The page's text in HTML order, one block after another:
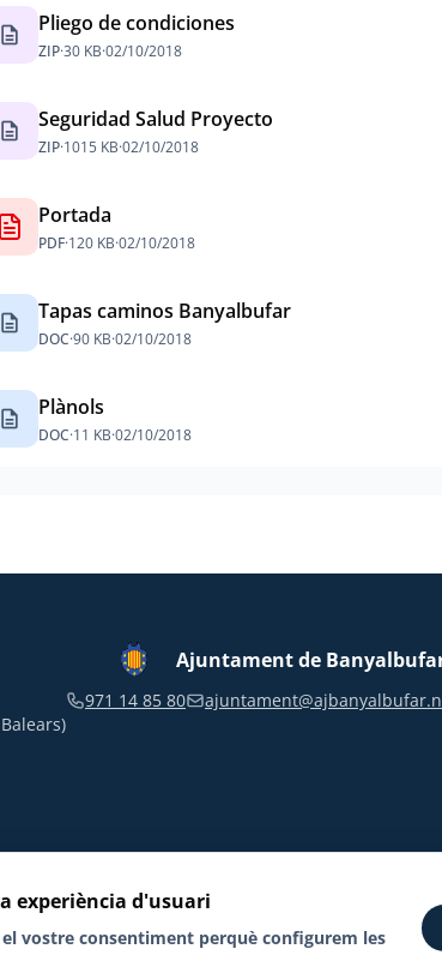
description Pliego de condiciones
ZIP·30 KB·02/10/2018
description Seguridad Salud Proyecto
ZIP·1015 KB·02/10/2018
Portada
PDF·120 KB·02/10/2018
description Tapas caminos Banyalbufar
DOC·90 KB·02/10/2018
description Plànols
DOC·11 KB·02/10/2018
Ajuntament de
971 14 85 80
experiència d'usuari
vostre consentiment perquè configurem les